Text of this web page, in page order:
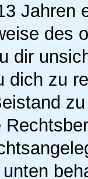
Jahren
des
dir
dich zu